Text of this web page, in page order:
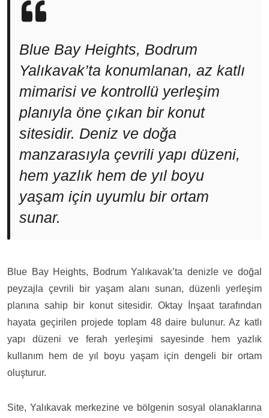
Blue Bay Heights, Bodrum
Yalıkavak’ta konumlanan, az katlı
mimarisi ve kontrollü yerleşim
planıyla öne çıkan bir konut
sitesidir. Deniz ve doğa
manzarasıyla çevrili yapı düzeni,
hem yazlık hem de yıl boyu
yaşam için uyumlu bir ortam
sunar.
Blue Bay Heights, Bodrum Yalıkavak’ta denizle ve doğal
peyzajla çevrili bir yaşam alanı sunan, düzenli yerleşim
planına sahip bir konut sitesidir. Oktay İnşaat tarafından
hayata geçirilen projede toplam 48 daire bulunur. Az katlı
yapı düzeni ve ferah yerleşimi sayesinde hem yazlık
kullanım hem de yıl boyu yaşam için dengeli bir ortam
oluşturur.
Site, Yalıkavak merkezine ve bölgenin sosyal olanaklarına